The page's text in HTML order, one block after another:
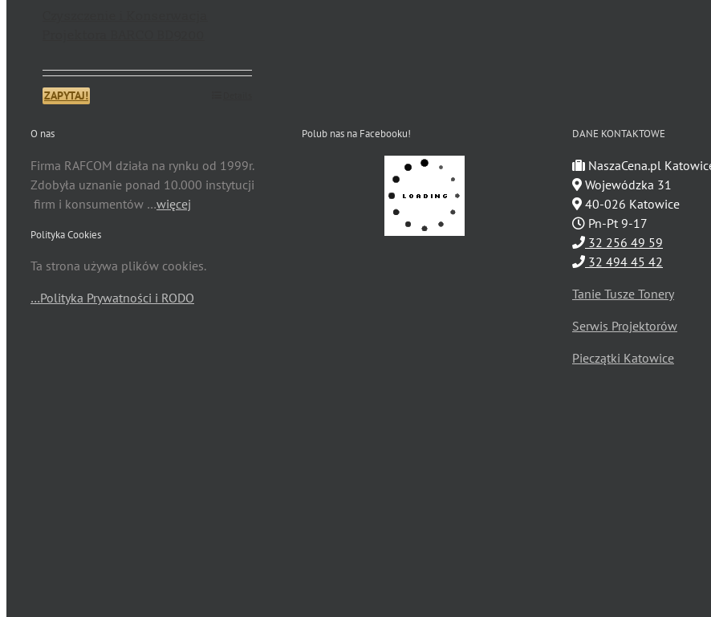
ZAPYTAJ!
O nas
Firma RAFCOM działa na rynku od 1999r.
Zdobyła uznanie ponad 10.000 instytucji
firm i konsumentów …więcej
Polityka Cookies
Ta strona używa plików cookies.
…Polityka Prywatności i RODO
Polub nas na Facebooku! DANE KONTAKTOWE
NaszaCena.pl
Wojewódzka 31
40-026 Katowice
Pn-Pt 9-17
32 256 49 59
32 494 45 42
Tanie Tusze Tonery
Serwis Projektorów
Pieczątki Katowice